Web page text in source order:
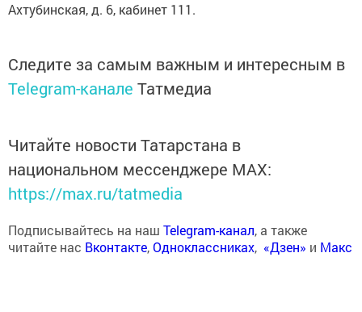
Ахтубинская, д. 6, кабинет 111.
Следите за самым важным и интересным в
Telegram-канале Татмедиа
Читайте новости Татарстана в
национальном мессенджере MАХ:
https://max.ru/tatmedia
Подписывайтесь на наш Telegram-канал, а также
читайте нас Вконтакте,Одноклассниках, «Дзен» и Макс